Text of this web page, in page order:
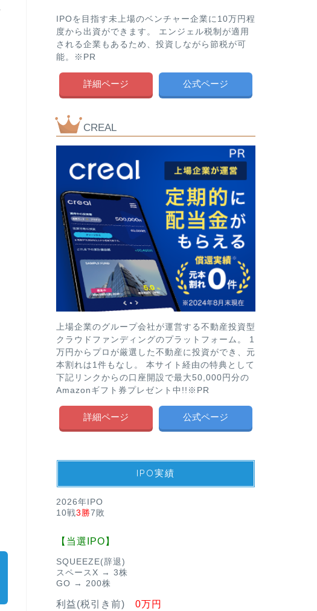
IPOを目指す未上場のベンチャー企業に10万円程
度から出資ができます。 エンジェル税制が適用
される企業もあるため、投資しながら節税が可
能。※PR
詳細ページ 公式ページ
CREAL
上場企業のグループ会社が運営する不動産投資型
クラウドファンディングのプラットフォーム。 1
万円からプロが厳選した不動産に投資ができ、元
本割れは1件もなし。 本サイト経由の特典として
下記リンクからの口座開設で最大50,000円分の
Amazonギフト券プレゼント中!!※PR
詳細ページ 公式ページ
IPO実績
2026年IPO
10戦3勝7敗
【当選IPO】
SQUEEZE(辞退)
スペースX → 3株
GO → 200株
利益(税引き前) 0万円